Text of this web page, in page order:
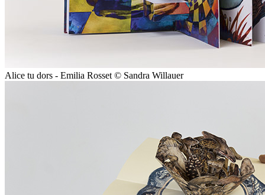
Alice tu dors - Emilia Rosset © Sandra Willauer